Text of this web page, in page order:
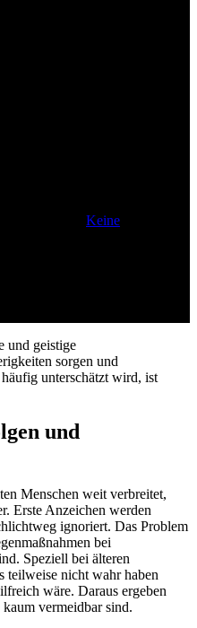
Keine
und geistige
sorgen und
unterschätzt wird, ist
und
Menschen weit verbreitet,
Erste Anzeichen werden
ignoriert. Das Problem
bei
Speziell bei älteren
teilweise nicht wahr haben
wäre. Daraus ergeben
vermeidbar sind.